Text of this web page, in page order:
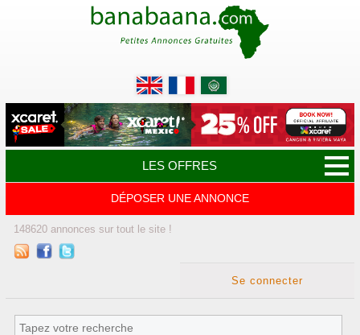
LES OFFRES
DÉPOSER UNE ANNONCE
148620 annonces sur tout le site !
Se connecter